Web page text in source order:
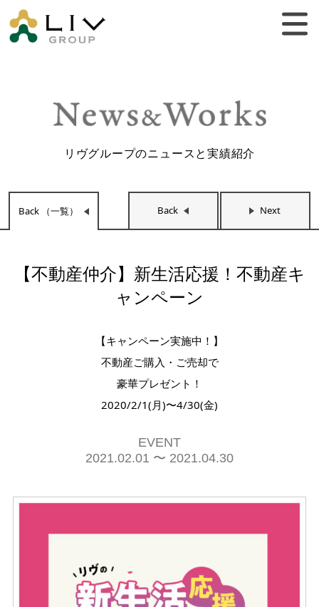
リヴグループのニュースと実績紹介
Back （一覧） Back Next
【不動産仲介】新生活応援！不動産キ
ャンペーン
【キャンペーン実施中！】
不動産ご購入・ご売却で
豪華プレゼント！
2020/2/1(月)〜4/30(金)
EVENT
2021.02.01 〜 2021.04.30